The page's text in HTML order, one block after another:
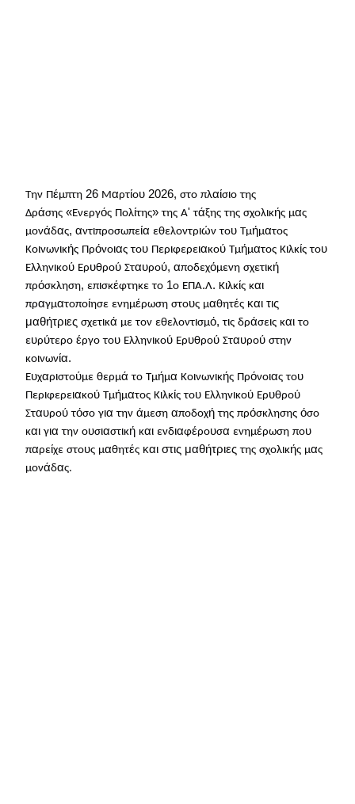
Την Πέμπτη 26 Μαρτίου 2026,στο πλαίσιο της
Δράσης «Ενεργός Πολίτης»της Α'τάξης της σχολικής μας
μονάδας, αντιπροσωπείαεθελοντριών τουΤμήματος
Κοινωνικής Πρόνοιας του ΠεριφερειακούΤμήματος Κιλκίς του
Ελληνικού ΕρυθρούΣταυρού, αποδεχόμενη σχετική
πρόσκληση,επισκέφτηκε το 1ο ΕΠΑ.Λ.Κιλκίς και
πραγματοποίησε ενημέρωση στους μαθητές και τις
μαθήτριεςσχετικά με τον εθελοντισμό,τις δράσεις καιτο
ευρύτερο έργο του Ελληνικού ΕρυθρούΣταυρούστην
κοινωνία.
Ευχαριστούμε θερμάτο ΤμήμαΚοινωνικής Πρόνοιας του
ΠεριφερειακούΤμήματος Κιλκίς του Ελληνικού Ερυθρού
Σταυρούτόσο γιατην άμεση αποδοχήτης πρόσκλησης όσο
καιγιατην ουσιαστική καιενδιαφέρουσαενημέρωση που
παρείχε στους μαθητές και στις μαθήτριεςτης σχολικής μας
μονάδας.